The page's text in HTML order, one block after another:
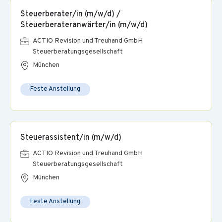
verkehrsgünstiger Lage ( U-Bahn
digitales Arbeiten (ausgezeichnet als "
2026" (DATEV)
Arbeiten in kleinen Teams (kein Großraumbüro)
flexible Arbeitszeitmodelle
herzliches, kollegiales Team
bis zu30 Urlaubstageund ggf. zusätzlicher, freiwilliger
Urlaubstag
Weiterbildungsmöglichkeiten
Steuerberater/in (m/w/d) /
Steuerberateranwärter/in (m/w/d)
ACTIO Revision und Treuhand GmbH
Steuerberatungsgesellschaft
München
Feste Anstellung
Steuerassistent/in (m/w/d)
ACTIO Revision und Treuhand GmbH
Steuerberatungsgesellschaft
München
Feste Anstellung